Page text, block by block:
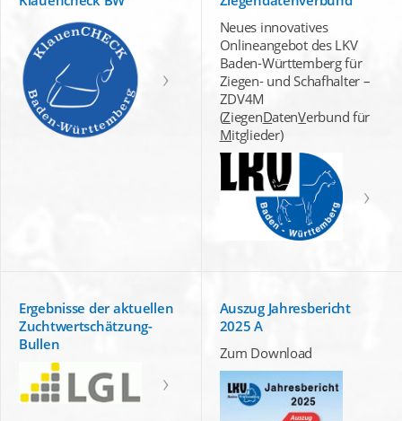
Neues innovatives
Onlineangebot des LKV
Baden-Württemberg für
Ziegen- und Schafhalter –
ZDV4M
(ZiegenDatenVerbund für
Mitglieder)
Ergebnisse der aktuellen
Zuchtwertschätzung-
Bullen
Auszug Jahresbericht
2025 A
Zum Download